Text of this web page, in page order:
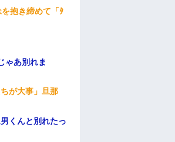
抱き締めて「ﾀ
ゃあ別れま
が大事」旦那
くんと別れたっ